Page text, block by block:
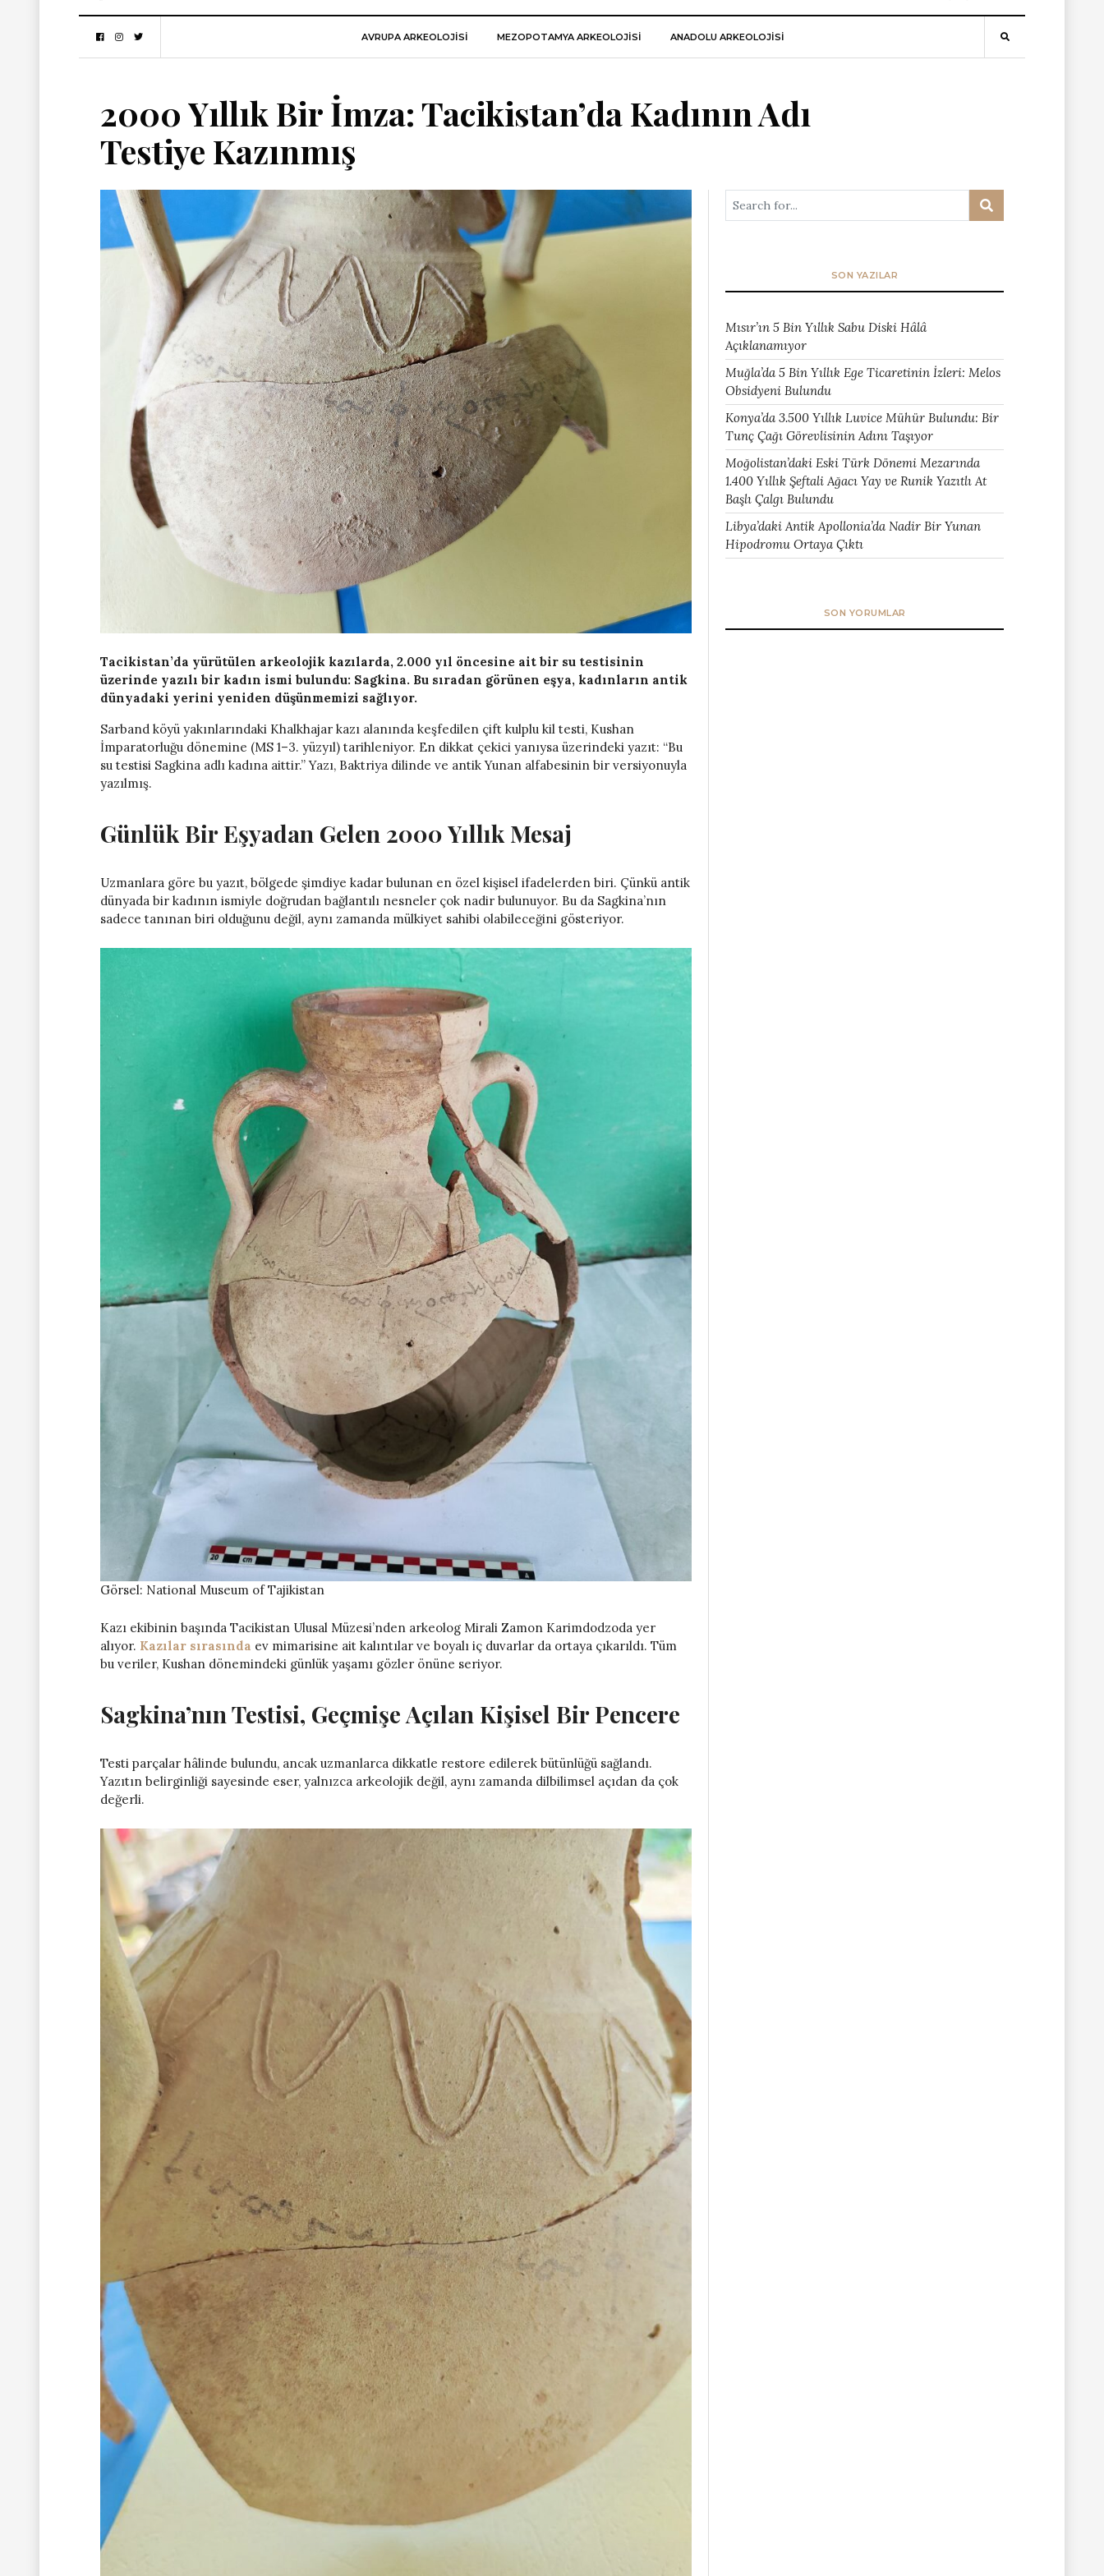
AVRUPA ARKEOLOJISI MEZOPOTAMYA ARKEOLOJISI ANADOLU ARKEOLOJİSİ
2000 Yıllık Bir İmza: Tacikistan’da Kadının Adı
Testiye Kazınmış
Tacikistan’da yürütülen arkeolojik kazılarda, 2.000 yıl öncesine ait bir su testisinin
üzerinde yazılı bir kadın ismi bulundu: Sagkina. Bu sıradan görünen eşya, kadınların antik
dünyadaki yerini yeniden düşünmemizi sağlıyor.
Sarband köyü yakınlarındaki Khalkhajar kazı alanında keşfedilen çift kulplu kil testi, Kushan
İmparatorluğu dönemine (MS 1–3. yüzyıl) tarihleniyor. En dikkat çekici yanıysa üzerindeki yazıt: “Bu
su testisi Sagkina adlı kadına aittir.” Yazı, Baktriya dilinde ve antik Yunan alfabesinin bir versiyonuyla
yazılmış.
Günlük Bir Eşyadan Gelen 2000 Yıllık Mesaj
Uzmanlara göre bu yazıt, bölgede şimdiye kadar bulunan en özel kişisel ifadelerden biri. Çünkü antik
dünyada bir kadının ismiyle doğrudan bağlantılı nesneler çok nadir bulunuyor. Bu da Sagkina’nın
sadece tanınan biri olduğunu değil, aynı zamanda mülkiyet sahibi olabileceğini gösteriyor.
Görsel: National Museum of Tajikistan
Kazı ekibinin başında Tacikistan Ulusal Müzesi’nden arkeolog Mirali Zamon Karimdodzoda yer
alıyor. Kazılar sırasında ev mimarisine ait kalıntılar ve boyalı iç duvarlar da ortaya çıkarıldı. Tüm
bu veriler, Kushan dönemindeki günlük yaşamı gözler önüne seriyor.
Sagkina’nın Testisi, Geçmişe Açılan Kişisel Bir Pencere
Testi parçalar hâlinde bulundu, ancak uzmanlarca dikkatle restore edilerek bütünlüğü sağlandı.
Yazıtın belirginliği sayesinde eser, yalnızca arkeolojik değil, aynı zamanda dilbilimsel açıdan da çok
değerli.
SON YAZILAR
Mısır’ın 5 Bin Yıllık Sabu Diski Hâlâ
Açıklanamıyor
Muğla’da 5 Bin Yıllık Ege Ticaretinin İzleri: Melos
Obsidyeni Bulundu
Konya’da 3.500 Yıllık Luvice Mühür Bulundu: Bir
Tunç Çağı Görevlisinin Adını Taşıyor
Moğolistan’daki Eski Türk Dönemi Mezarında
1.400 Yıllık Şeftali Ağacı Yay ve Runik Yazıtlı At
Başlı Çalgı Bulundu
Libya’daki Antik Apollonia’da Nadir Bir Yunan
Hipodromu Ortaya Çıktı
SON YORUMLAR